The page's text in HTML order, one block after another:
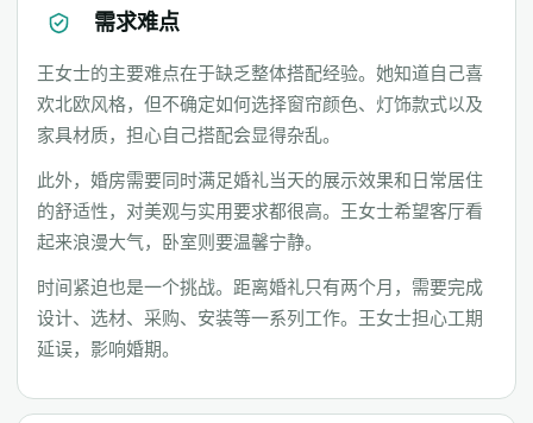
需求难点
王女士的主要难点在于缺乏整体搭配经验。她知道自己喜
欢北欧风格，但不确定如何选择窗帘颜色、灯饰款式以及
家具材质，担心自己搭配会显得杂乱。
此外，婚房需要同时满足婚礼当天的展示效果和日常居住
的舒适性，对美观与实用要求都很高。王女士希望客厅看
起来浪漫大气，卧室则要温馨宁静。
时间紧迫也是一个挑战。距离婚礼只有两个月，需要完成
设计、选材、采购、安装等一系列工作。王女士担心工期
延误，影响婚期。